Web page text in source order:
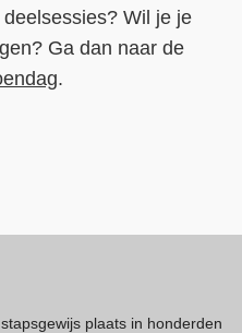
Wil je je
Ga dan naar de
.
plaats in honderden